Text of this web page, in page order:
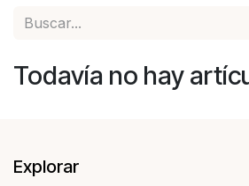
Todavía no hay
Explorar